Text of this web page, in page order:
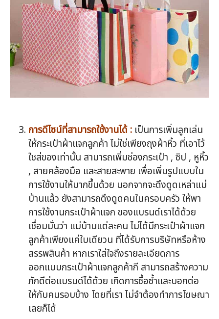
การดีไซน์ที่สามารถใช้งานได้ : เป็นการเพิ่มลูกเล่น
ให้กระเป๋าผ้าแจกลูกค้า ไม่ใช่เพียงถุงผ้าหิ้ว ที่เอาไว้
ใชส่ของเท่านั้น สามารถเพิ่มช่องกระเป๋า , ซิป , หูหิ้ว
, สายคล้องมือ และสายสะพาย เพื่อเพิ่มรูปแบบใน
การใช้งานให้มากขึ้นด้วย นอกจากจะดึงดูดเหล่าแม่
บ้านแล้ว ยังสามารถดึงดูดคนในครอบครัว ให้พา
การใช้งานกระเป๋าผ้าแจก ของแบรนด์เราได้ด้วย
เชื่อมมั่นว่า แม่บ้านแต่ละคน ไม่ได้มีกระเป๋าผ้าแจก
ลูกค้าเพียงแค่ใบเดียวน ที่ได้รับการบริษัทหรือห้าง
สรรพสินค้า หากเราใส่ใจถึงรายละเอียดการ
ออกแบบกระเป๋าผ้าแจกลูกค้ากี สามารถสร้างความ
ภักดีต่อแบรนด์ได้ด้วย เกิดการซื้อซ้ำและบอกต่อ
ให้กับคนรอบข้าง โดยที่เรา ไม่จำต้องทำการโฆษณา
เลยก็ได้